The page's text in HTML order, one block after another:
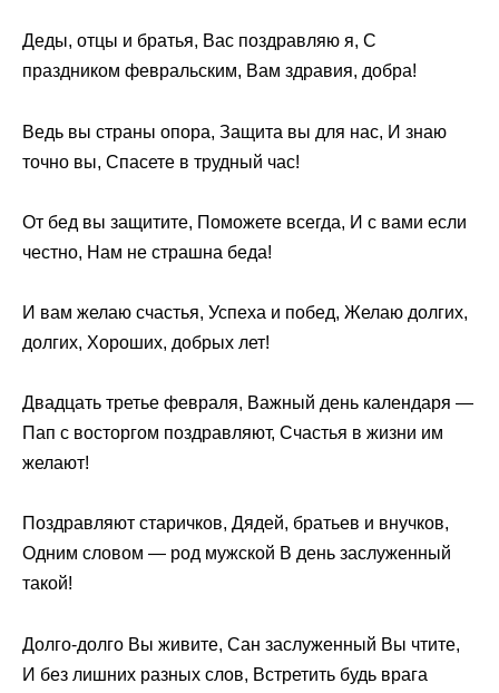
Деды, отцы и братья, Вас поздравляю я, С
праздником февральским, Вам здравия, добра!
Ведь вы страны опора, Защита вы для нас, И знаю
точно вы, Спасете в трудный час!
От бед вы защитите, Поможете всегда, И с вами если
честно, Нам не страшна беда!
И вам желаю счастья, Успеха и побед, Желаю долгих,
долгих, Хороших, добрых лет!
Двадцать третье февраля, Важный день календаря —
Пап с восторгом поздравляют, Счастья в жизни им
желают!
Поздравляют старичков, Дядей, братьев и внучков,
Одним словом — род мужской В день заслуженный
такой!
Долго-долго Вы живите, Сан заслуженный Вы чтите,
И без лишних разных слов, Встретить будь врага